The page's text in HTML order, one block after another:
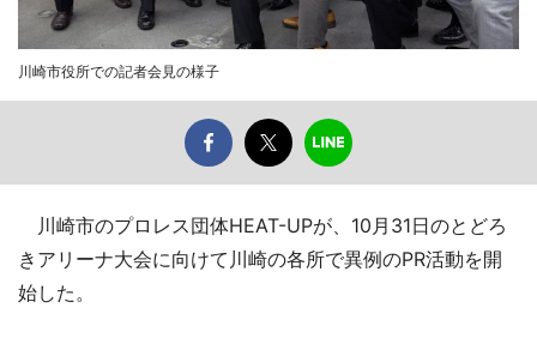
川崎市役所での記者会見の様子
川崎市のプロレス団体HEAT-UPが、10月31日のとどろ
きアリーナ大会に向けて川崎の各所で異例のPR活動を開
始した。